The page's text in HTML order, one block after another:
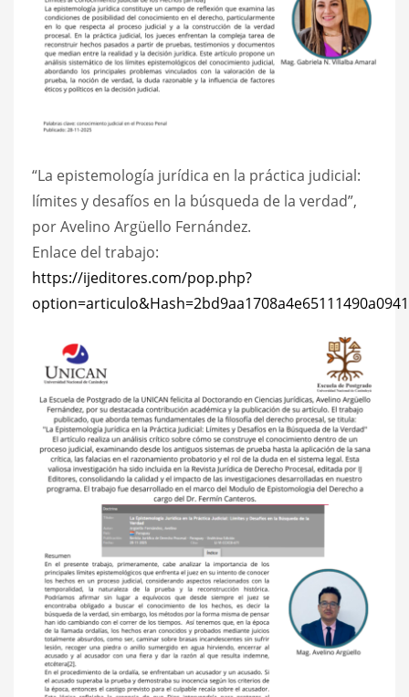
“La epistemología jurídica en la práctica judicial:
límites y desafíos en la búsqueda de la verdad”,
por Avelino Argüello Fernández.
Enlace del trabajo:
https://ijeditores.com/pop.php?